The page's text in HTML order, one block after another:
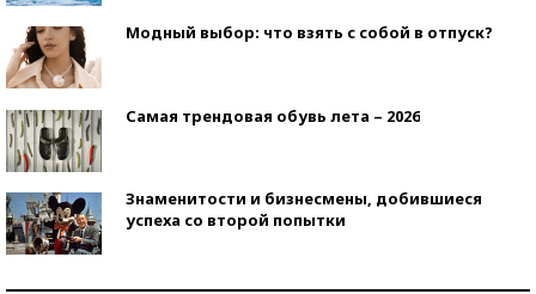
Модный выбор: что взять с собой в отпуск?
Самая трендовая обувь лета – 2026
Знаменитости и бизнесмены, добившиеся
успеха со второй попытки